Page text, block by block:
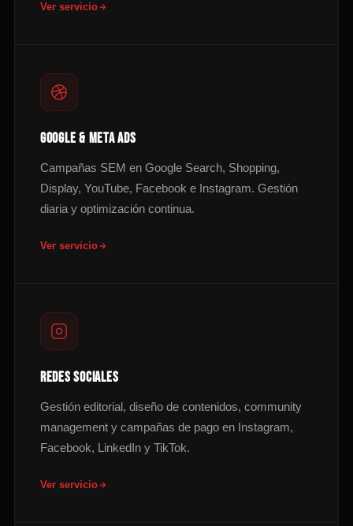
Ver servicio
GOOGLE & META ADS
Campañas SEM en Google Search, Shopping,
Display, YouTube, Facebook e Instagram. Gestión
diaria y optimización continua.
Ver servicio
REDES SOCIALES
Gestión editorial, diseño de contenidos, community
management y campañas de pago en Instagram,
Facebook, LinkedIn y TikTok.
Ver servicio